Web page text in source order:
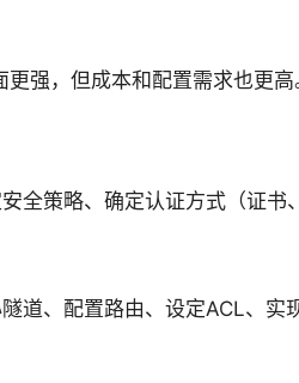
强，但成本和配置需求也更高
全策略、确定认证方式（证书
道、配置路由、设定ACL、实